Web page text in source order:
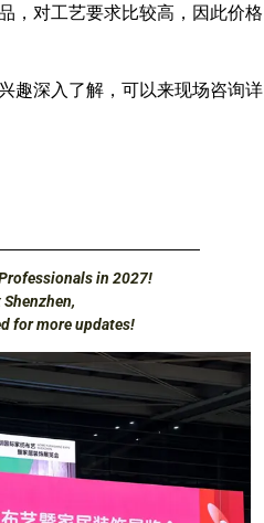
对工艺要求比较高，因此价格
趣深入了解，可以来现场咨询详
in 2027!
for more updates!